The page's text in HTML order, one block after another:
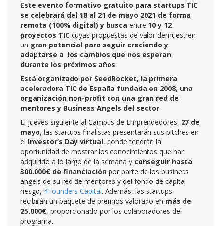
Este evento formativo gratuito para startups TIC
se celebrará del 18 al 21 de mayo 2021 de forma
remota (100% digital) y busca entre 10 y 12
proyectos TIC cuyas propuestas de valor demuestren
un gran potencial para seguir creciendo y
adaptarse a los cambios que nos esperan
durante los próximos años.
Está organizado por SeedRocket, la primera
aceleradora TIC de España fundada en 2008, una
organización non-profit con una gran red de
mentores y Business Angels del sector
El jueves siguiente al Campus de Emprendedores, 27 de
mayo, las startups finalistas presentarán sus pitches en
el Investor’s Day virtual, donde tendrán la
oportunidad de mostrar los conocimientos que han
adquirido a lo largo de la semana y conseguir hasta
300.000€ de financiación por parte de los business
angels de su red de mentores y del fondo de capital
riesgo, 4Founders Capital. Además, las startups
recibirán un paquete de premios valorado en más de
25.000€, proporcionado por los colaboradores del
programa.